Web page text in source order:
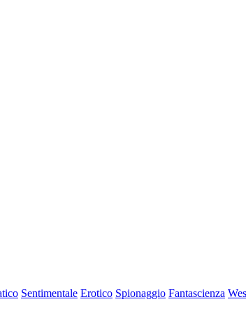
Sentimentale Erotico Spionaggio Fantascienza